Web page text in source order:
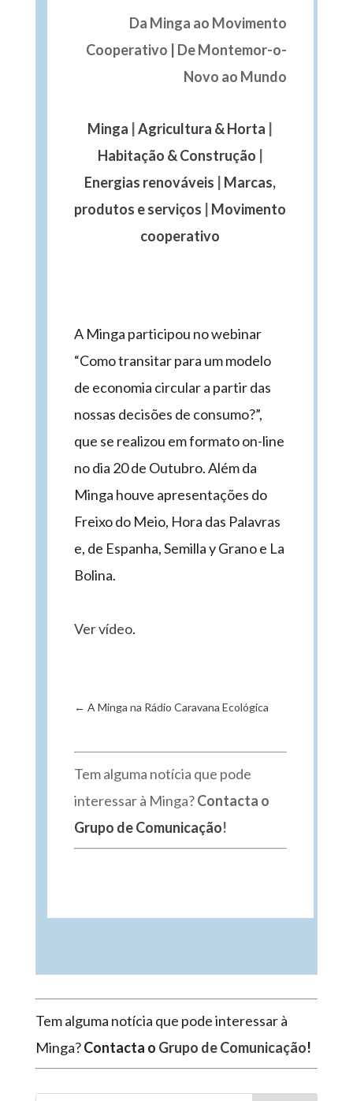
Da Minga ao Movimento
Cooperativo | De Montemor-o-
Novo ao Mundo
Minga |Agricultura & Horta
Habitação & Construção
Energias renováveis
Marcas,
produtos e serviços
Movimento
cooperativo
A Minga participou no webinar
“Como transitar para um modelo
de economia circular a partir das
nossas decisões de consumo?”,
que se realizou em formato on-line
no dia 20 de Outubro. Além da
Minga houve apresentações do
Freixo do Meio, Hora das Palavras
e, de Espanha, Semilla y Grano e La
Bolina.
Ver vídeo.
← A Minga na Rádio Caravana Ecológica
Tem alguma notícia que pode
interessar à Minga?Contacta o
Grupo de Comunicação!
Tem alguma notícia que pode interessar à
Minga?Contacta o Grupo de Comunicação!